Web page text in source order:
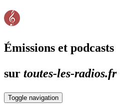
Émissions et podcasts
sur toutes-les-radios.fr
Toggle navigation